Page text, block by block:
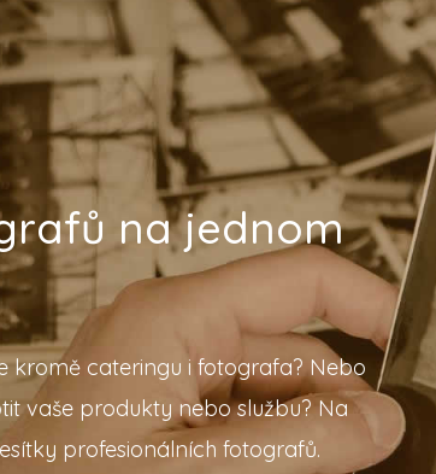
na jednom
kromě cateringu i fotografa? Nebo
vaše produkty nebo službu? Na
profesionálních fotografů.